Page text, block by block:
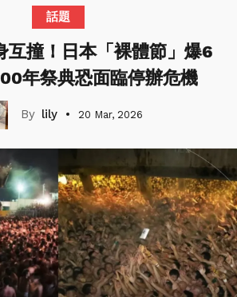
話題
互撞！日本「裸體節」爆6
年祭典恐面臨停辦危機
lily 20 Mar, 2026